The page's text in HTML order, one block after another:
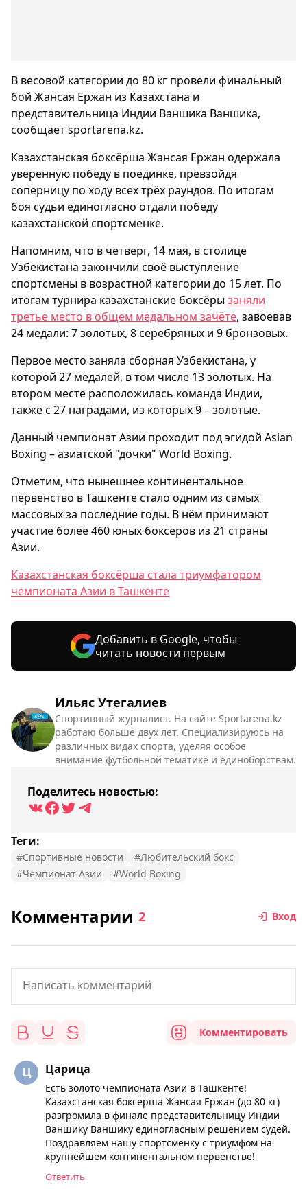
Ильяс Утегалиев
Спортивный журналист. На сайте Sportarena.kz
работаю больше двух лет. Специализируюсь на
различных видах спорта, уделяя особое
внимание футбольной тематике и единоборствам.
Поделитесь новостью:
Теги:
#Спортивные новости
#Любительский бокс
#Чемпионат Азии
#World Boxing
В весовой категории до 80 кг провели финальный
бой Жансая Ержан из Казахстана и
представительница Индии Ваншика Ваншика,
сообщает sportarena.kz.
Казахстанская боксёрша Жансая Ержан одержала
уверенную победу в поединке, превзойдя
соперницу по ходу всех трёх раундов. По итогам
боя судьи единогласно отдали победу
казахстанской спортсменке.
Напомним, что в четверг, 14 мая, в столице
Узбекистана закончили своё выступление
спортсмены в возрастной категории до 15 лет. По
итогам турнира казахстанские боксёрызаняли
третье место в общем медальном зачёте, завоевав
24 медали: 7 золотых, 8 серебряных и 9 бронзовых.
Первое место заняла сборная Узбекистана, у
которой 27 медалей, в том числе 13 золотых. На
втором месте расположилась команда Индии,
также с 27 наградами, из которых 9 – золотые.
Данный чемпионат Азии проходит под эгидой Asian
Boxing – азиатской "дочки" World Boxing.
Отметим, что нынешнее континентальное
первенство в Ташкенте стало одним из самых
массовых за последние годы. В нём принимают
участие более 460 юных боксёров из 21 страны
Азии.
Казахстанская боксёрша стала триумфатором
чемпионата Азии в Ташкенте
Добавить в Google, чтобы
читать новости первым
Комментарии 2 Вход
Комментировать
Царица
Есть золото чемпионата Азии в Ташкенте!
Казахстанская боксёрша Жансая Ержан (до 80 кг)
разгромила в финале представительницу Индии
Ваншику Ваншику единогласным решением судей.
Поздравляем нашу спортсменку с триумфом на
крупнейшем континентальном первенстве!
Ответить